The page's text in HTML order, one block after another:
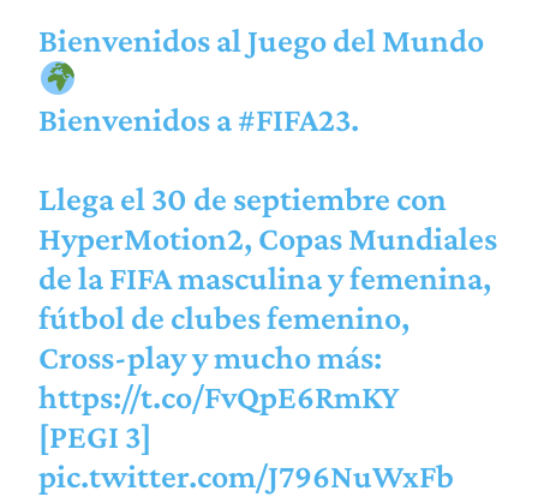
Bienvenidos al Juego del Mundo
Bienvenidos a#FIFA23.
Llega el 30 de septiembre con
HyperMotion2, Copas Mundiales
de la FIFA masculina y femenina,
fútbol de clubes femenino,
Cross-play y mucho más:
https://t.co/FvQpE6RmKY
[PEGI 3]
pic.twitter.com/J796NuWxFb